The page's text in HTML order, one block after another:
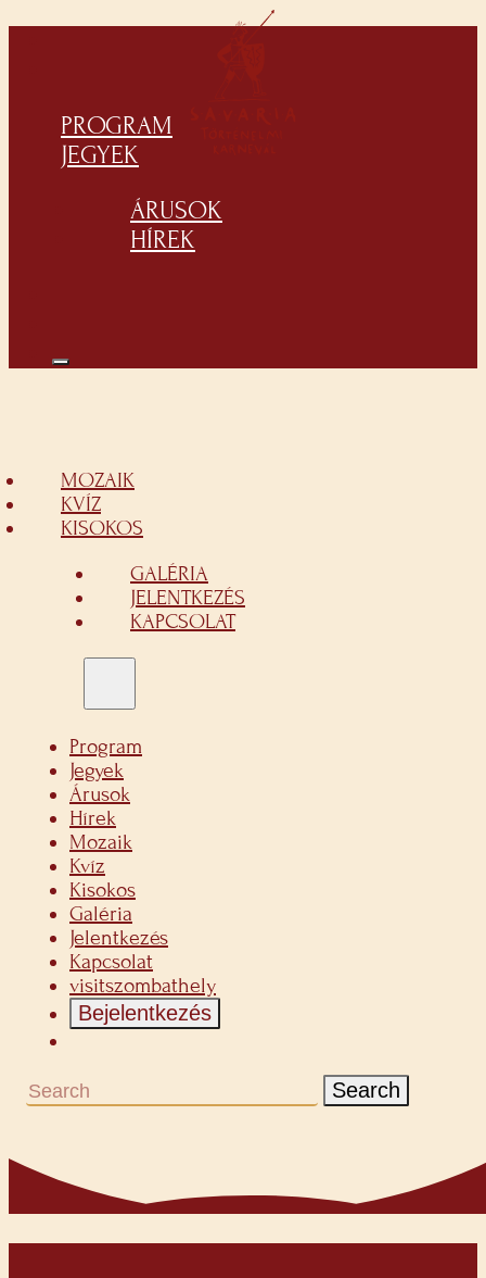
PROGRAM
JEGYEK
ÁRUSOK
HÍREK
MOZAIK
KVÍZ
KISOKOS
GALÉRIA
JELENTKEZÉS
KAPCSOLAT
Program
Jegyek
Árusok
Hírek
Mozaik
Kvíz
Kisokos
Galéria
Jelentkezés
Kapcsolat
visitszombathely
Bejelentkezés
Search